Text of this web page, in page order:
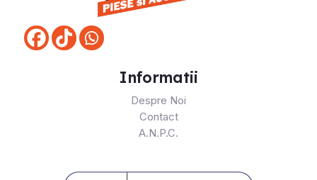
Informatii
Despre Noi
Contact
A.N.P.C.